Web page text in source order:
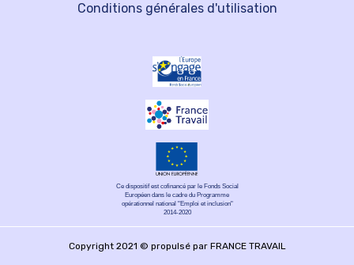
Conditions générales d'utilisation
Ce dispositif est cofinancé par le Fonds Social
Européen dans le cadre du Programme
opérationnel national "Emploi et inclusion"
2014-2020
Copyright 2021 © propulsé par FRANCE TRAVAIL